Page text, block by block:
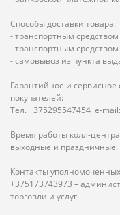
Способы доставки товара:
- транспортным
- транспортным
- самовывоз из пункта
Гарантийное и
покупателей:
Тел. +375295547454 e-mail:
Время работы колл-
выходные и праздничные.
Контакты
+375173743973 –
торговли и услуг.